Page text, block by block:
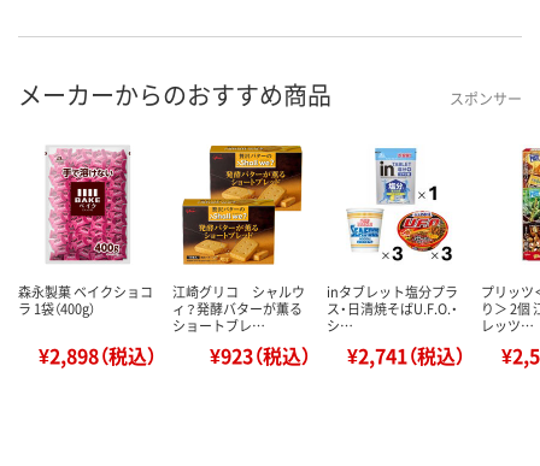
メーカーからのおすすめ商品 スポンサー
森永製菓 ベイクショコ
ラ 1袋（400g）
¥2,898（税込）
江崎グリコ シャルウ
ィ？発酵バターが薫る
ショートブレ…
¥923（税込）
inタブレット塩分プラ
ス・日清焼そばU.F.O.・
シ…
¥2,741（税込）
プリッツ
り＞ 2個
レッツ…